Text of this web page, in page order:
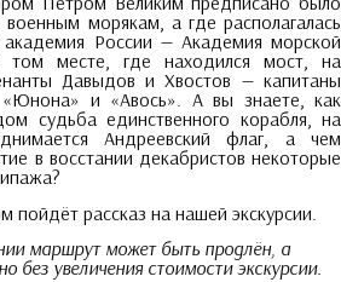
военным морякам, а где располагалась
академия России — Академия морской
том месте, где находился мост, на
Давыдов и Хвостов — капитаны
«Юнона» и «Авось». А вы знаете, как
судьба единственного корабля, на
Андреевский флаг, а чем
в восстании декабристов некоторые
рассказ на нашей экскурсии.
маршрут может быть продлён, а
без увеличения стоимости экскурсии.